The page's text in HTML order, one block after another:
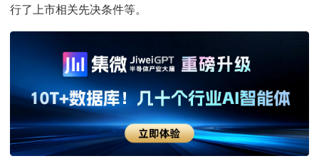
行了上市相关先决条件等。